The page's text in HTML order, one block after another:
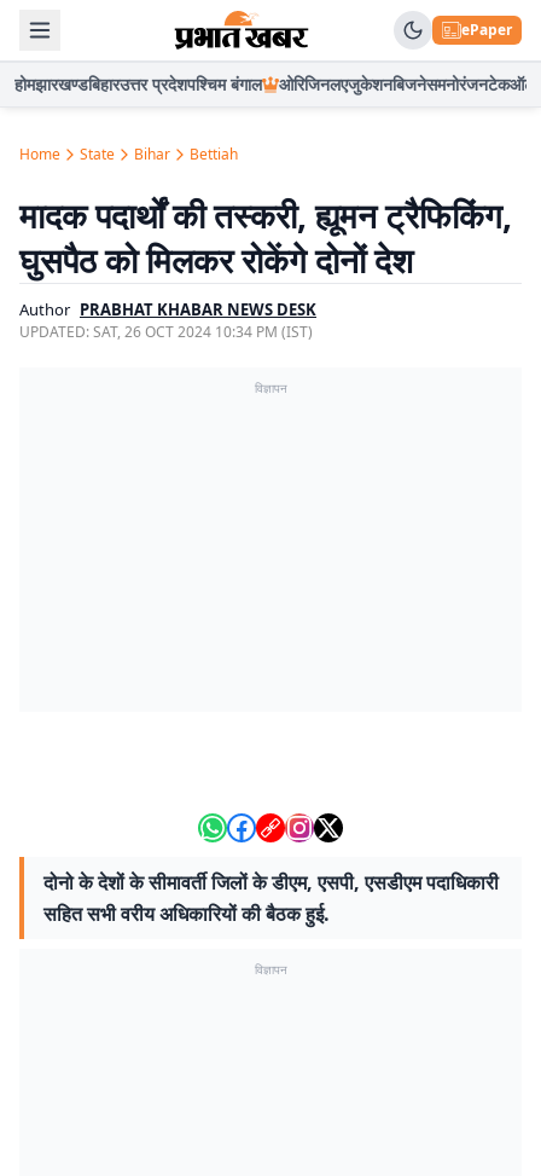
ePaper
होमझारखण्डबिहारउत्तर प्रदेशपश्चिम बंगाल ओरिजिनलएजुकेशनबिजनेसमनोरंजनटेकऑटो
Home State Bihar Bettiah
मादक पदार्थों की तस्करी, ह्यूमन ट्रैफिकिंग,
घुसपैठ को मिलकर रोकेंगे दोनों देश
Author PRABHAT KHABAR NEWS DESK
UPDATED:SAT, 26 OCT 2024 10:34 PM (IST)
विज्ञापन
दोनो के देशों के सीमावर्ती जिलों के डीएम, एसपी, एसडीएम पदाधिकारी
सहित सभी वरीय अधिकारियों की बैठक हुई.
विज्ञापन